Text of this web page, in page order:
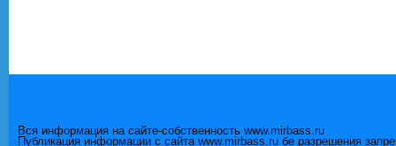
Вся информация на сайте-собственность www.mirbass.ru
Публикация информации с сайта www.mirbass.ru бе разрешения